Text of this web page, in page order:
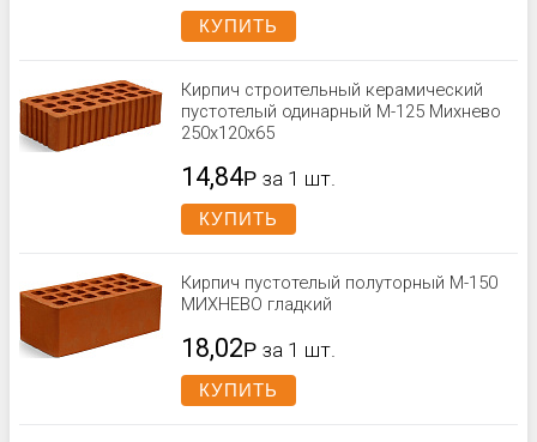
КУПИТЬ
Кирпич строительный керамический
пустотелый одинарный М-125 Михнево
250x120x65
14,84Р за 1 шт.
КУПИТЬ
Кирпич пустотелый полуторный М-150
МИХНЕВО гладкий
18,02Р за 1 шт.
КУПИТЬ